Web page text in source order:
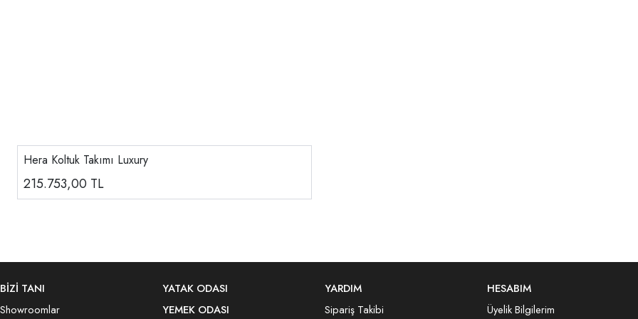
Hera Koltuk Takımı Luxury
215.753,00 TL
BİZİ TANI
Showroomlar
YATAK ODASI
YEMEK ODASI
YARDIM
Sipariş Takibi
HESABIM
Üyelik Bilgilerim